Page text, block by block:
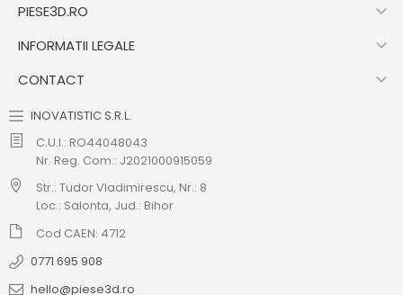
PIESE3D.RO 
INFORMATII LEGALE 
CONTACT 
INOVATISTIC S.R.L.
C.U.I.: RO44048043
Nr. Reg. Com.: J2021000915059
Str.: Tudor Vladimirescu, Nr.: 8
Loc.: Salonta, Jud.: Bihor
Cod CAEN: 4712
0771 695 908
hello@piese3d.ro